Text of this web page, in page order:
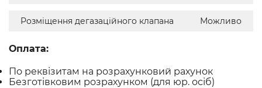
Розміщення дегазаційного клапана Можливо
Оплата:
По реквізитам на розрахунковий рахунок
Безготівковим розрахунком (для юр. осіб)